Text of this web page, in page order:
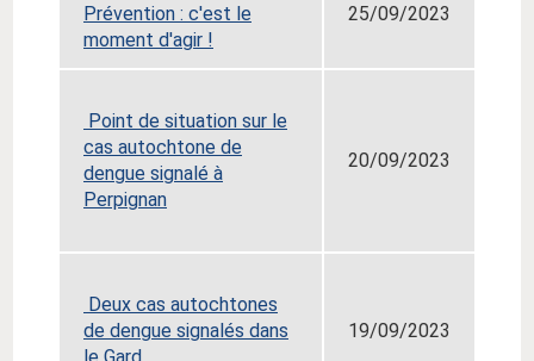
Prévention : c'est le
moment d'agir !
25/09/2023
Point de situation sur le
cas autochtone de
dengue signalé à
Perpignan
20/09/2023
Deux cas autochtones
de dengue signalés dans
le Gard
19/09/2023